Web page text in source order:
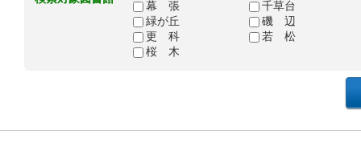
幕 張
千草台
緑が丘
磯 辺
更 科
若 松
桜 木